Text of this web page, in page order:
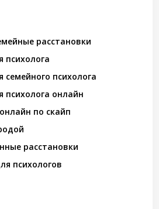
расстановки
психолога
семейного психолога
психолога онлайн
по скайп
расстановки
психологов